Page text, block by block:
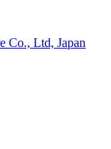
Co., Ltd, Japan